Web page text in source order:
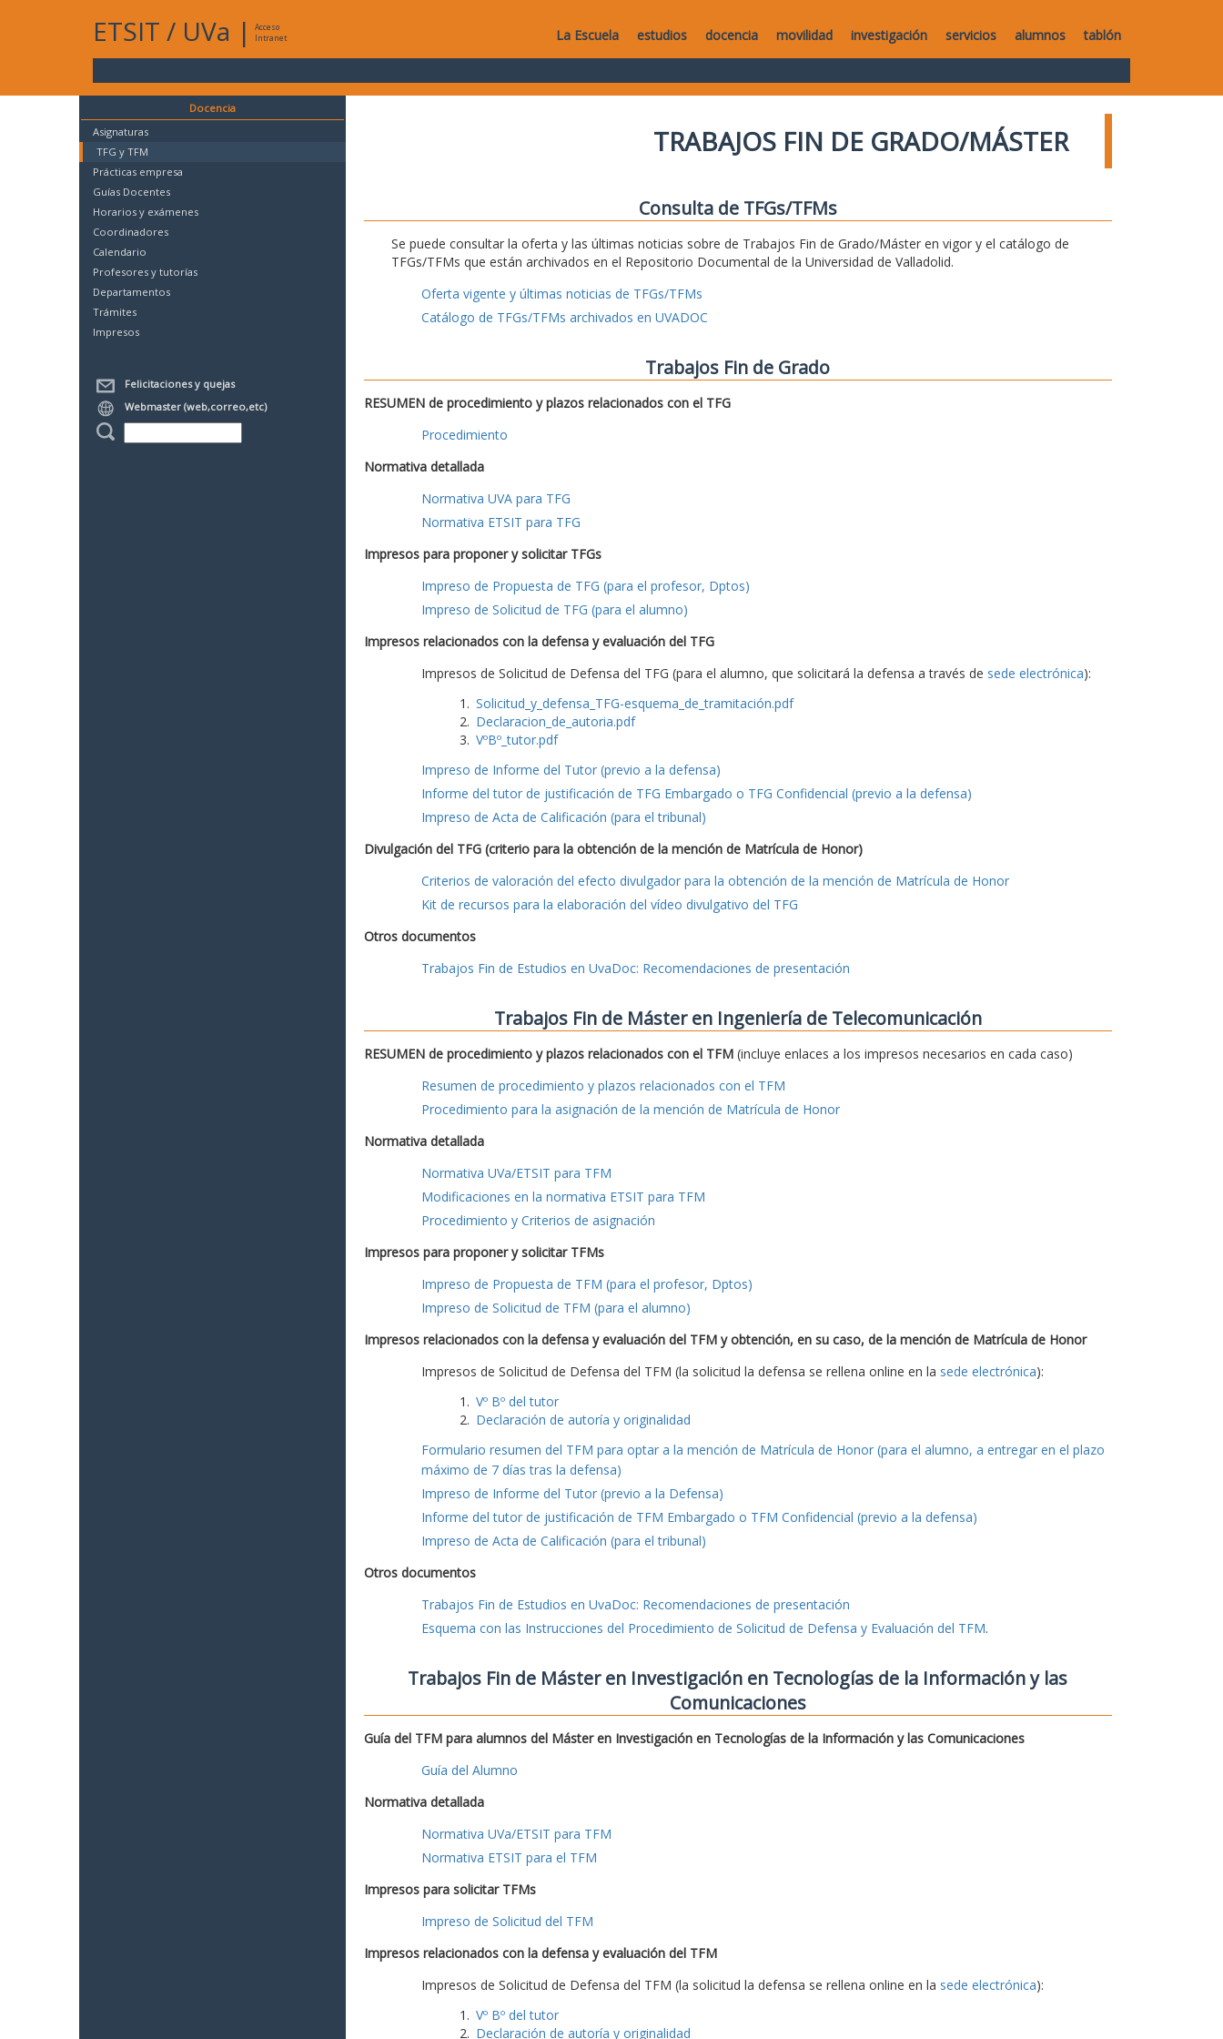
ETSIT / UVa |
Acceso
Intranet
La Escuela estudios docencia movilidad investigación servicios alumnos tablón
Docencia
Asignaturas
TFG y TFM
Prácticas empresa
Guías Docentes
Horarios y exámenes
Coordinadores
Calendario
Profesores y tutorías
Departamentos
Trámites
Impresos
Felicitaciones y quejas
Webmaster (web,correo,etc)
TRABAJOS FIN DE GRADO/MÁSTER
Consulta de TFGs/TFMs
Se puede consultar la oferta y las últimas noticias sobre de Trabajos Fin de Grado/Máster en vigor y el catálogo de
TFGs/TFMs que están archivados en el Repositorio Documental de la Universidad de Valladolid.
Oferta vigente y últimas noticias de TFGs/TFMs
Catálogo de TFGs/TFMs archivados en UVADOC
Trabajos Fin de Grado
RESUMEN de procedimiento y plazos relacionados con el TFG
Procedimiento
Normativa detallada
Normativa UVA para TFG
Normativa ETSIT para TFG
Impresos para proponer y solicitar TFGs
Impreso de Propuesta de TFG (para el profesor, Dptos)
Impreso de Solicitud de TFG (para el alumno)
Impresos relacionados con la defensa y evaluación del TFG
Impresos de Solicitud de Defensa del TFG (para el alumno, que solicitará la defensa a través de sede electrónica):
Solicitud_y_defensa_TFG-esquema_de_tramitación.pdf
Declaracion_de_autoria.pdf
VºBº_tutor.pdf
Impreso de Informe del Tutor (previo a la defensa)
Informe del tutor de justificación de TFG Embargado o TFG Confidencial (previo a la defensa)
Impreso de Acta de Calificación (para el tribunal)
Divulgación del TFG (criterio para la obtención de la mención de Matrícula de Honor)
Criterios de valoración del efecto divulgador para la obtención de la mención de Matrícula de Honor
Kit de recursos para la elaboración del vídeo divulgativo del TFG
Otros documentos
Trabajos Fin de Estudios en UvaDoc: Recomendaciones de presentación
Trabajos Fin de Máster en Ingeniería de Telecomunicación
RESUMEN de procedimiento y plazos relacionados con el TFM(incluye enlaces a los impresos necesarios en cada caso)
Resumen de procedimiento y plazos relacionados con el TFM
Procedimiento para la asignación de la mención de Matrícula de Honor
Normativa detallada
Normativa UVa/ETSIT para TFM
Modificaciones en la normativa ETSIT para TFM
Procedimiento y Criterios de asignación
Impresos para proponer y solicitar TFMs
Impreso de Propuesta de TFM (para el profesor, Dptos)
Impreso de Solicitud de TFM (para el alumno)
Impresos relacionados con la defensa y evaluación del TFM y obtención, en su caso, de la mención de Matrícula de Honor
Impresos de Solicitud de Defensa del TFM (la solicitud la defensa se rellena online en la sede electrónica):
Vº Bº del tutor
Declaración de autoría y originalidad
Formulario resumen del TFM para optar a la mención de Matrícula de Honor (para el alumno, a entregar en el plazo
máximo de 7 días tras la defensa)
Impreso de Informe del Tutor (previo a la Defensa)
Informe del tutor de justificación de TFM Embargado o TFM Confidencial (previo a la defensa)
Impreso de Acta de Calificación (para el tribunal)
Otros documentos
Trabajos Fin de Estudios en UvaDoc: Recomendaciones de presentación
Esquema con las Instrucciones del Procedimiento de Solicitud de Defensa y Evaluación del TFM.
Trabajos Fin de Máster en Investigación en Tecnologías de la Información y las
Comunicaciones
Guía del TFM para alumnos del Máster en Investigación en Tecnologías de la Información y las Comunicaciones
Guía del Alumno
Normativa detallada
Normativa UVa/ETSIT para TFM
Normativa ETSIT para el TFM
Impresos para solicitar TFMs
Impreso de Solicitud del TFM
Impresos relacionados con la defensa y evaluación del TFM
Impresos de Solicitud de Defensa del TFM (la solicitud la defensa se rellena online en la sede electrónica):
Vº Bº del tutor
Declaración de autoría y originalidad